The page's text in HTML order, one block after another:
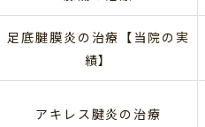
足底腱膜炎の治療【当院の実
績】
アキレス腱炎の治療